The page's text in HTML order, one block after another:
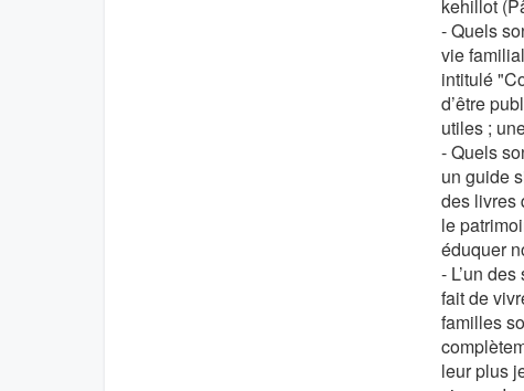
kehillot
- Quels
vie
intitulé
d’être
utiles ;
- Quels
un guide
des livres
le
éduquer
- L’un
fait de
familles
leur plus